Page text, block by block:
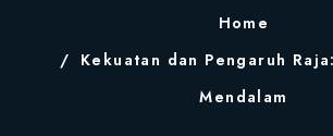
Home
Kekuatan dan Pengaruh
Mendalam